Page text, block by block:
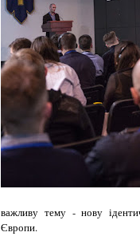
важливу тему - нову
Європи.